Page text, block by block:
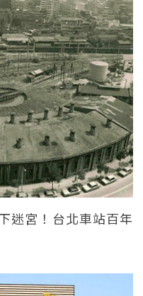
迷宮！台北車站百年